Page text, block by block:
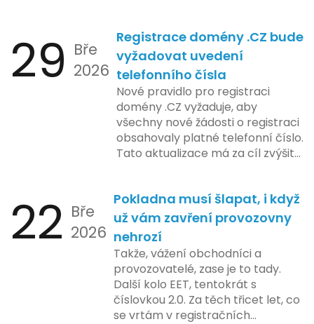
zahrnuje přípravu technické
platformy a legislativních změn,
které by měly být předloženy do
konce tohoto roku. Očekává se,
že tato fáze umožní adaptaci
systémů a rozšíření podpory pro
podnikatele, přičemž všechny
potřebné technologie by měly
být dostupné k testování v rámci
plánovaná na první pololetí
následujícího roku, je zaměřena
na školení a edukaci uživatelů,
včetně přípravy materiálů a
školení pro zaměstnavatele a
účetní firmy. V této fázi dojde
také k oficiálnímu spuštění
systému pro vybrané segmenty
podnikání. Třetí a konečná fáze
29 Bře
2026
Registrace domény .CZ bude
vyžadovat uvedení
telefonního čísla
Nové pravidlo pro registraci
domény .CZ vyžaduje, aby
všechny nové žádosti o registraci
obsahovaly platné telefonní číslo.
Tato aktualizace má za cíl zvýšit
České republice. Povinnost uvést
telefonní číslo se týká všech
nově registrovaných domén, a
také může ovlivnit stávající
majitele domén při aktualizaci
jejich údajů.
22 Bře
2026
Pokladna musí šlapat, i když
už vám zavření provozovny
nehrozí
Takže, vážení obchodníci a
provozovatelé, zase je to tady.
Další kolo EET, tentokrát s
číslovkou 2.0. Za těch třicet let, co
se vrtám v registračních